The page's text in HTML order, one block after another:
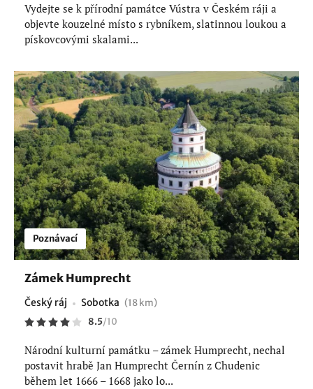
Vydejte se k přírodní památce Vústra v Českém ráji a
objevte kouzelné místo s rybníkem, slatinnou loukou a
pískovcovými skalami...
Poznávací
Zámek Humprecht
Český ráj Sobotka (18 km)
8.5/10
Národní kulturní památku – zámek Humprecht, nechal
postavit hrabě Jan Humprecht Černín z Chudenic
během let 1666 – 1668 jako lo...